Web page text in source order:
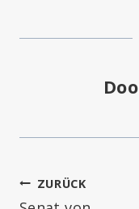
ZURÜCK